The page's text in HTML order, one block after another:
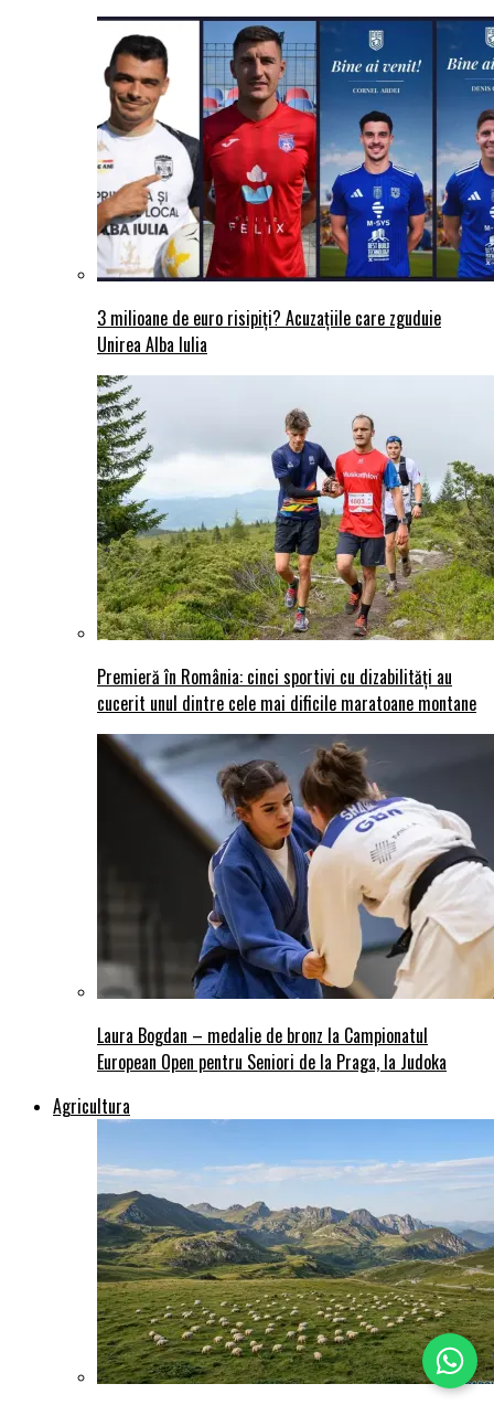
3 milioane de euro risipiți? Acuzațiile care zguduie
Unirea Alba Iulia
Premieră în România: cinci sportivi cu dizabilități au
cucerit unul dintre cele mai dificile maratoane montane
Laura Bogdan – medalie de bronz la Campionatul
European Open pentru Seniori de la Praga, la Judoka
Agricultura